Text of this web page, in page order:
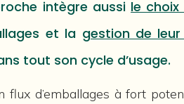
intègre aussi le
et la gestion de
tout son cycle d’usage.
flux d’emballages à fort